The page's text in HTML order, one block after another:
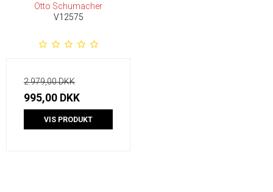
Otto Schumacher
V12575
2.979,00 DKK
995,00 DKK
VIS PRODUKT